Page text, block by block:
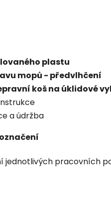
plastu
mopů - předvlhčení
koš na úklidové
a údržba
jednotlivých pracovních